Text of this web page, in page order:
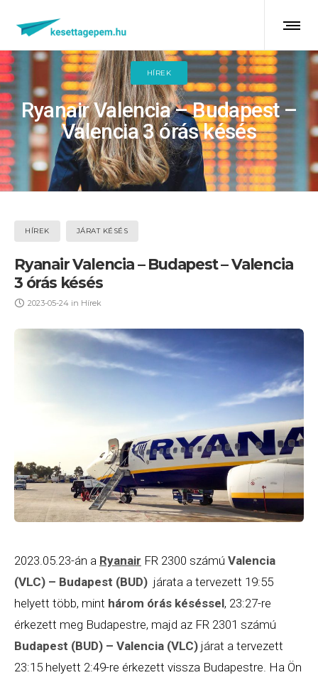
HÍREK
Ryanair Valencia – Budapest –
Valencia 3 órás késés
HÍREK JÁRAT KÉSÉS
Ryanair Valencia – Budapest – Valencia
3 órás késés
2023-05-24 in Hírek
2023.05.23-án a Ryanair FR 2300 számú Valencia
(VLC) – Budapest (BUD) járata a tervezett 19:55
helyett több, mint három órás késéssel, 23:27-re
érkezett meg Budapestre, majd az FR 2301 számú
Budapest (BUD) – Valencia (VLC) járat a tervezett
23:15 helyett 2:49-re érkezett vissza Budapestre. Ha Ön